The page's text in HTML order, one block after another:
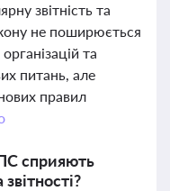
звітність та
не поширюється
та
питань, але
правил
сприяють